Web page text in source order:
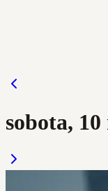
sobota,